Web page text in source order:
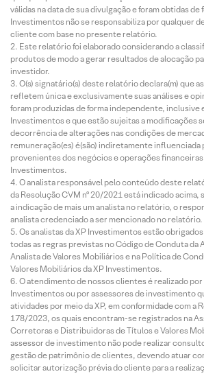
válidas na data de sua divulgação e foram obtidas
Investimentos não se responsabiliza por qualquer
cliente com base no presente relatório.
Este relatório foi elaborado considerando a
produtos de modo a gerar resultados de alocação
investidor.
O(s) signatário(s) deste relatório declara(m) que
refletem única e exclusivamente suas análises e
foram produzidas de forma independente, inclusive
Investimentos e que estão sujeitas a modificações
decorrência de alterações nas condições de
remuneração(es) é(são) indiretamente
provenientes dos negócios e operações financeiras
Investimentos.
O analista responsável pelo conteúdo deste
da Resolução CVM nº 20/2021 está indicado
a indicação de mais um analista no relatório, o
analista credenciado a ser mencionado no relatório.
Os analistas da XP Investimentos estão
todas as regras previstas no Código de Conduta da
Analista de Valores Mobiliários e na Política de
Valores Mobiliários da XP Investimentos.
O atendimento de nossos clientes é realizado por
Investimentos ou por assessores de investimento
atividades por meio da XP, em conformidade com a
178/2023, os quais encontram-se registrados na
Corretoras e Distribuidoras de Títulos e Valores
assessor de investimento não pode realizar
gestão de patrimônio de clientes, devendo atuar
solicitar autorização prévia do cliente para a